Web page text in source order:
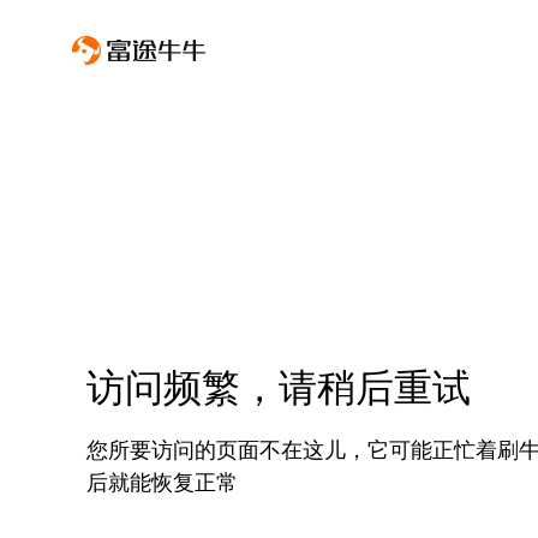
访问频繁，请稍后重试
您所要访问的页面不在这儿，它可能正忙着刷
后就能恢复正常